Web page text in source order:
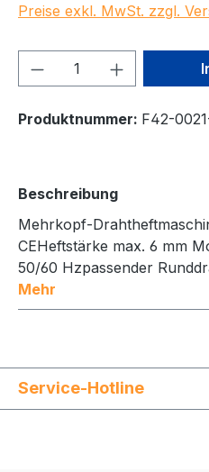
Preise exkl. MwSt. zzgl.
Produkt Anzahl:
Produktnummer: F42-
Beschreibung
Mehrkopf-
CEHeftstärke max. 6 mm
50/60 Hzpassender
Mehr
Service-Hotline